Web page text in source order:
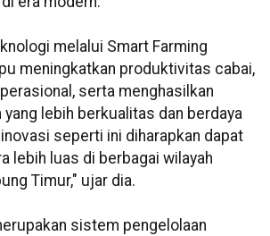
melalui Smart Farming
meningkatkan produktivitas cabai,
serta menghasilkan
lebih berkualitas dan berdaya
seperti ini diharapkan dapat
lebih luas di berbagai wilayah
Timur," ujar dia.
sistem pengelolaan